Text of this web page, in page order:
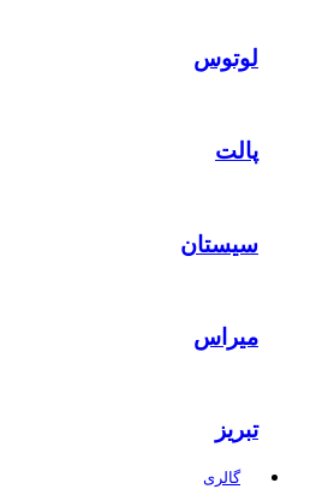
لوتوس
پالت
سیستان
میراس
تبریز
گالری